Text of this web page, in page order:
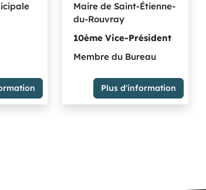
de
Maire de Saint-Étienne-
du-Rouvray
10ème Vice-Président
Membre du Bureau
Plus d'information